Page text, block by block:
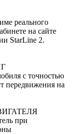
реального
на сайте
StarLine 2.
с точностью
передвижения на
при